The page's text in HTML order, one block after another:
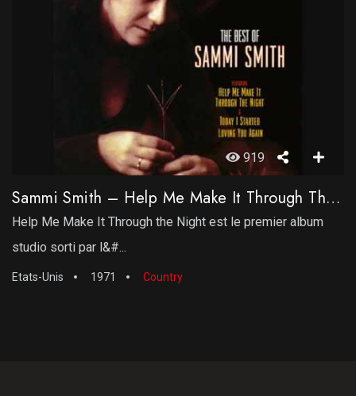
919
Sammi Smith – Help Me Make It Through The Night
Help Me Make It Through the Night est le premier album
studio sorti par l&#...
Etats-Unis 1971 Country